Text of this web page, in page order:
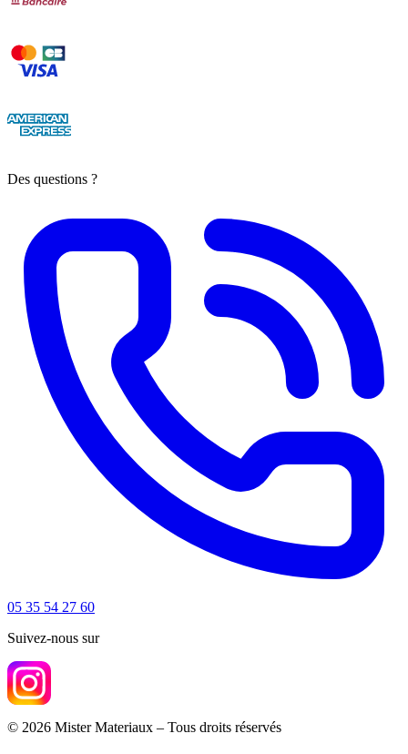
Des questions ?
05 35 54 27 60
Suivez-nous sur
© 2026 Mister Materiaux – Tous droits réservés